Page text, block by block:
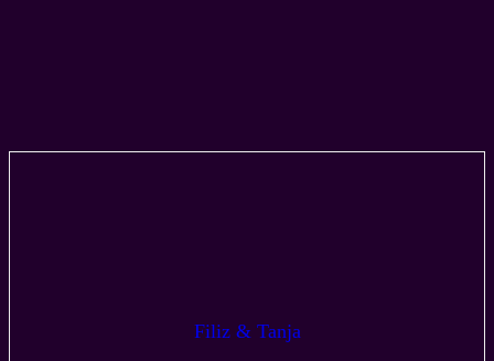
Filiz & Tanja